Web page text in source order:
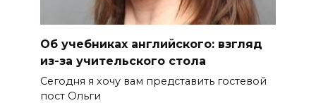
Об учебниках английского: взгляд
из-за учительского стола
Сегодня я хочу вам представить гостевой
пост Ольги